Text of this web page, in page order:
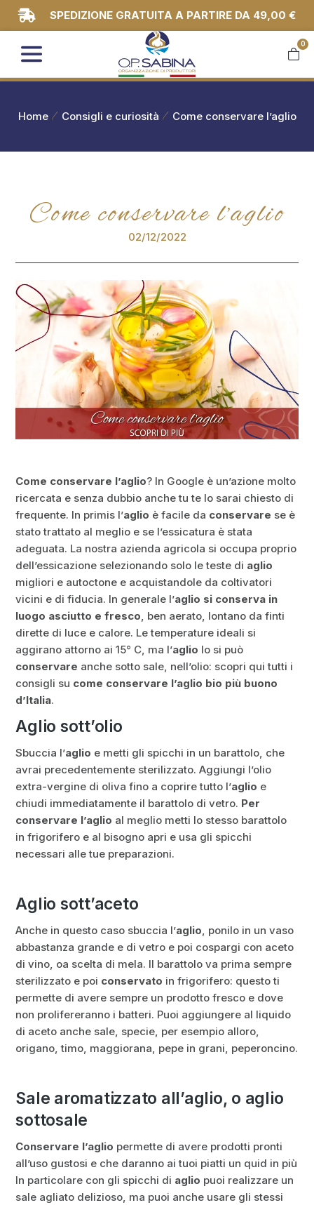
SPEDIZIONE GRATUITA A PARTIRE DA 49,00 €
0
You are here:
Home Consigli e curiosità Come conservare l’aglio
Come conservare l’aglio
02/12/2022
Come conservare l’aglio? In Google è un’azione molto
ricercata e senza dubbio anche tu te lo sarai chiesto di
frequente. In primis l’aglio è facile da conservare se è
stato trattato al meglio e se l’essicatura è stata
adeguata. La nostra azienda agricola si occupa proprio
dell’essicazione selezionando solo le teste di aglio
migliori e autoctone e acquistandole da coltivatori
vicini e di fiducia. In generale l’aglio si conserva in
luogo asciutto e fresco, ben aerato, lontano da finti
dirette di luce e calore. Le temperature ideali si
aggirano attorno ai 15° C, ma l’aglio lo si può
conservare anche sotto sale, nell’olio: scopri qui tutti i
consigli su come conservare l’aglio bio più buono
d’Italia.
Aglio sott’olio
Sbuccia l’aglio e metti gli spicchi in un barattolo, che
avrai precedentemente sterilizzato. Aggiungi l’olio
extra-vergine di oliva fino a coprire tutto l’aglio e
chiudi immediatamente il barattolo di vetro. Per
conservare l’aglio al meglio metti lo stesso barattolo
in frigorifero e al bisogno apri e usa gli spicchi
necessari alle tue preparazioni.
Aglio sott’aceto
Anche in questo caso sbuccia l’aglio, ponilo in un vaso
abbastanza grande e di vetro e poi cospargi con aceto
di vino, oa scelta di mela. Il barattolo va prima sempre
sterilizzato e poi conservato in frigorifero: questo ti
permette di avere sempre un prodotto fresco e dove
non prolifereranno i batteri. Puoi aggiungere al liquido
di aceto anche sale, specie, per esempio alloro,
origano, timo, maggiorana, pepe in grani, peperoncino.
Sale aromatizzato all’aglio, o aglio
sottosale
Conservare l’aglio permette di avere prodotti pronti
all’uso gustosi e che daranno ai tuoi piatti un quid in più
In particolare con gli spicchi di aglio puoi realizzare un
sale agliato delizioso, ma puoi anche usare gli stessi